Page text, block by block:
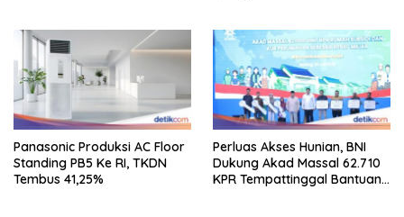
Panasonic Produksi AC Floor
Standing PB5 Ke RI, TKDN
Tembus 41,25%
Perluas Akses Hunian, BNI
Dukung Akad Massal 62.710
KPR Tempattinggal Bantuan